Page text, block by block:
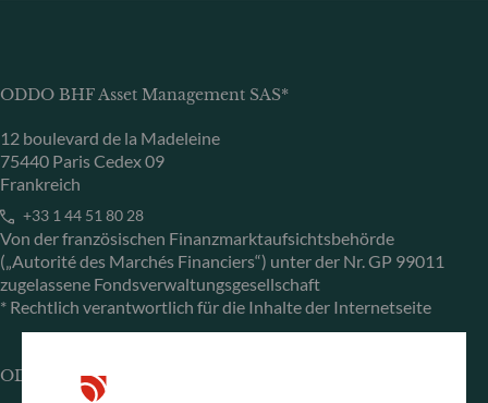
ODDO BHF Asset Management SAS*
12 boulevard de la Madeleine
75440 Paris Cedex 09
Frankreich
+33 1 44 51 80 28
Von der französischen Finanzmarktaufsichtsbehörde
(„Autorité des Marchés Financiers“) unter der Nr. GP 99011
zugelassene Fondsverwaltungsgesellschaft
* Rechtlich verantwortlich für die Inhalte der Internetseite
ODDO BHF Asset Management GmbH